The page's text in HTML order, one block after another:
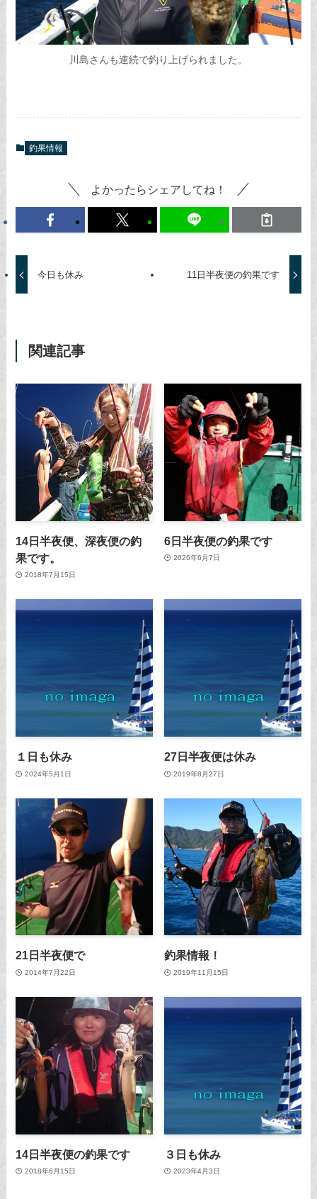
川島さんも連続で釣り上げられました。
釣果情報
よかったらシェアしてね！
今日も休み 11日半夜便の釣果です
関連記事
14日半夜便、深夜便の釣
果です。
2018年7月15日
6日半夜便の釣果です
2026年6月7日
１日も休み
2024年5月1日
27日半夜便は休み
2019年8月27日
21日半夜便で
2014年7月22日
釣果情報！
2019年11月15日
14日半夜便の釣果です
2018年6月15日
３日も休み
2023年4月3日